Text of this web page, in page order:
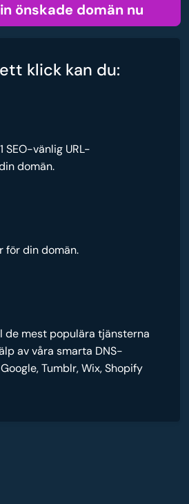
önskade domän nu
klick kan du:
SEO-vänlig URL-
domän.
för din domän.
de mest populära tjänsterna
av våra smarta DNS-
Tumblr, Wix, Shopify